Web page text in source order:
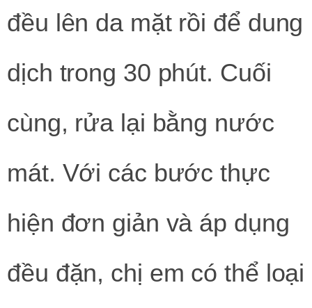
đều lên da mặt rồi để dung
dịch trong 30 phút. Cuối
cùng, rửa lại bằng nước
mát. Với các bước thực
hiện đơn giản và áp dụng
đều đặn, chị em có thể loại